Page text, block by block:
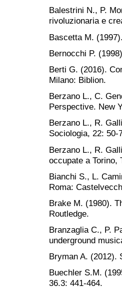
Balestrini N., P.
rivoluzionaria e
Bascetta M.
Bernocchi P.
Berti G. (2016).
Milano: Biblion.
Berzano L., C.
Perspective. New
Berzano L., R.
Sociologia, 22: 50-
Berzano L., R.
occupate a Torino,
Bianchi S., L.
Roma:
Brake M. (1980).
Routledge.
Branzaglia C., P.
underground
Bryman A. (2012).
Buechler S.M.
36.3: 441-464.